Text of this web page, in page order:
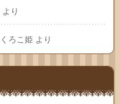
より
くろこ姫 より